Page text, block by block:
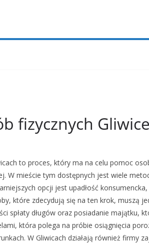
fizycznych Gliwice
to proces, który ma na celu pomoc
W mieście tym dostępnych jest wiele
opcji jest upadłość
które zdecydują się na ten krok, muszą
spłaty długów oraz posiadanie majątku,
która polega na próbie osiągnięcia
W Gliwicach działają również firmy